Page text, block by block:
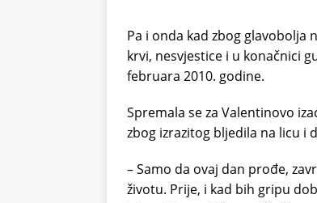
Pa i onda kad zbog glavobolja
krvi, nesvjestice i u konačnici
februara 2010. godine.
Spremala se za Valentinovo
zbog izrazitog bljedila na licu i
– Samo da ovaj dan prođe,
životu. Prije, i kad bih gripu